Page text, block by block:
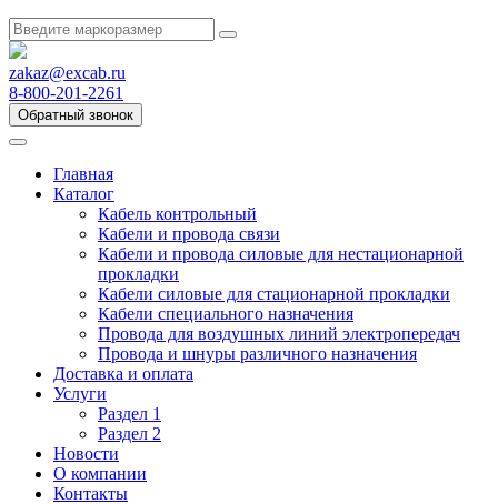
zakaz@excab.ru
8-800-201-2261
Обратный звонок
Главная
Каталог
Кабель контрольный
Кабели и провода связи
Кабели и провода силовые для нестационарной
прокладки
Кабели силовые для стационарной прокладки
Кабели специального назначения
Провода для воздушных линий электропередач
Провода и шнуры различного назначения
Доставка и оплата
Услуги
Раздел 1
Раздел 2
Новости
О компании
Контакты